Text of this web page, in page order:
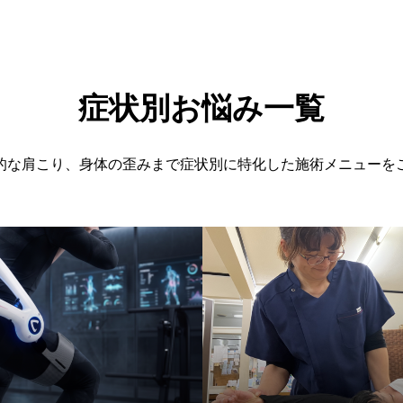
症状別お悩み一覧
な肩こり、身体の歪みまで症状別に特化した施術メニューを